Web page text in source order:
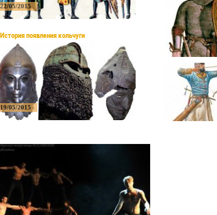
22/05/2015
История появления кольчуги
19/05/2015